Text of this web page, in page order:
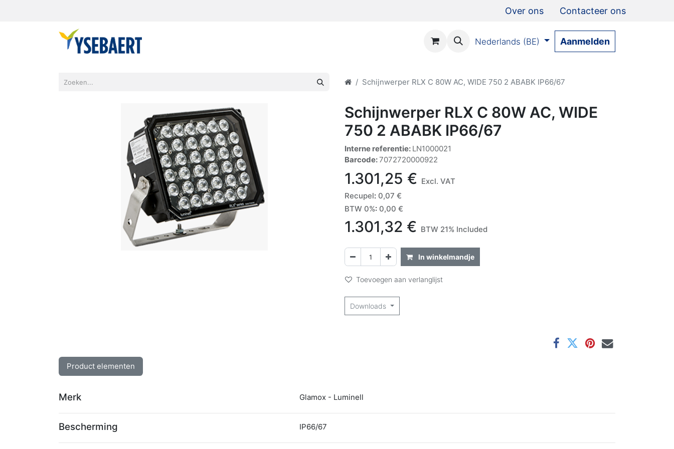
Over ons Contacteer ons
Nederlands (BE) Aanmelden
Schijnwerper RLX C 80W AC, WIDE 750 2 ABABK IP66/67
Schijnwerper RLX C 80W AC, WIDE
750 2 ABABK IP66/67
Interne referentie: LN1000021
Barcode:7072720000922
1.301,25 € Excl. VAT
Recupel: 0,07 €
BTW 0%: 0,00 €
1.301,32 € BTW 21% Included
In winkelmandje
Toevoegen aan verlanglijst
Downloads
Product elementen
Merk Glamox - Luminell
Bescherming IP66/67